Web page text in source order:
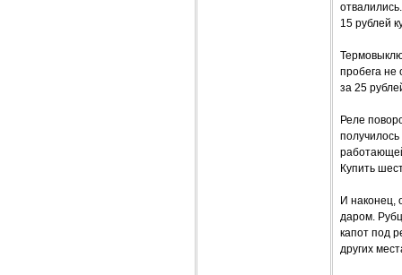
15 рублей
пробега не
за 25
Реле
Купить
И наконец,
даром.
капот под
других